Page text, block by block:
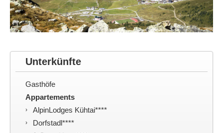
Unterkünfte
Media
Sportmedizin
Partner
Unterkünfte
Gasthöfe
Appartements
AlpinLodges Kühtai****
Dorfstadl****